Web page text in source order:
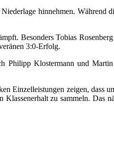
hinnehmen.
Besonders Tobias
3:0-Erfolg.
Klostermann und
Einzelleistungen zeigen, dass
zu sammeln.